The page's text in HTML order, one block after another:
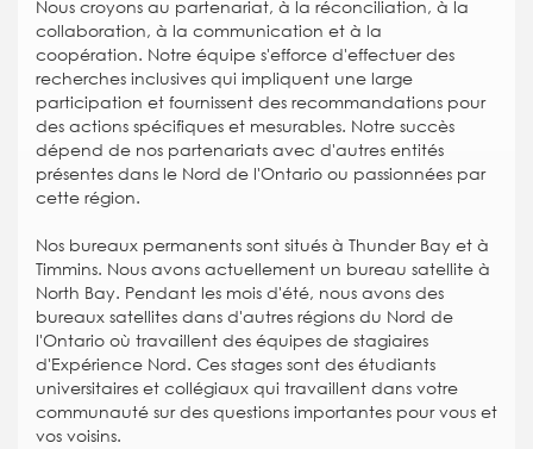
Nous croyons au partenariat, à la réconciliation, à la
collaboration, à la communication et à la
coopération. Notre équipe s'efforce d'effectuer des
recherches inclusives qui impliquent une large
participation et fournissent des recommandations pour
des actions spécifiques et mesurables. Notre succès
dépend de nos partenariats avec d'autres entités
présentes dans le Nord de l'Ontario ou passionnées par
cette région.
Nos bureaux permanents sont situés à Thunder Bay et à
Timmins. Nous avons actuellement un bureau satellite à
North Bay. Pendant les mois d'été, nous avons des
bureaux satellites dans d'autres régions du Nord de
l'Ontario où travaillent des équipes de stagiaires
d'Expérience Nord. Ces stages sont des étudiants
universitaires et collégiaux qui travaillent dans votre
communauté sur des questions importantes pour vous et
vos voisins.